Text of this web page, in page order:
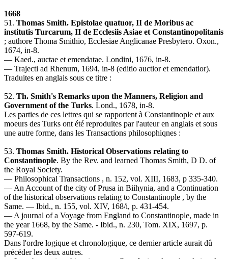
1668
51. Thomas Smith. Epistolae quatuor, II de Moribus ac
institutis Turcarum, II de Ecclesiis Asiae et Constantinopolitanis
; authore Thoma Smithio, Ecclesiae Anglicanae Presbytero. Oxon.,
1674, in-8.
— Kaed., auctae et emendatae. Londini, 1676, in-8.
— Trajecti ad Rhenum, 1694, in-8 (editio auctior et emendatior).
Traduites en anglais sous ce titre :
52. Th. Smith's Remarks upon the Manners, Religion and
Government of the Turks. Lond., 1678, in-8.
Les parties de ces lettres qui se rapportent à Constantinople et aux
moeurs des Turks ont été reproduites par l'auteur en anglais et sous
une autre forme, dans les Transactions philosophiqnes :
53. Thomas Smith. Historical Observations relating to
Constantinople. By the Rev. and learned Thomas Smith, D D. of
the Royal Society.
— Philosophical Transactions , n. 152, vol. XIII, 1683, p 335-340.
— An Account of the city of Prusa in Biihynia, and a Continuation
of the historical observations relating to Constantinople , by the
Same. — Ibid., n. 155, vol. XIV, 168/i, p. 431-454.
— A journal of a Voyage from England to Constantinople, made in
the year 1668, by the Same. - Ibid., n. 230, Tom. XIX, 1697, p.
597-619.
Dans l'ordre logique et chronologique, ce dernier article aurait dû
précéder les deux autres.